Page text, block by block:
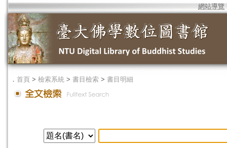
網站導覽
． 首頁 > 檢索系統 > 書目檢索 > 書目明細